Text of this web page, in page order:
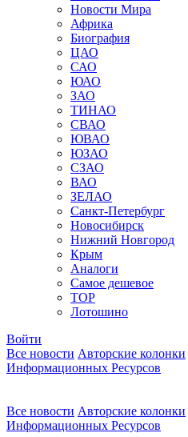
Новости Мира
Африка
Биография
ЦАО
САО
ЮАО
ЗАО
ТИНАО
СВАО
ЮВАО
ЮЗАО
СЗАО
ВАО
ЗЕЛАО
Санкт-Петербург
Новосибирск
Нижний Новгород
Крым
Аналоги
Самое дешевое
TOP
Лотошино
Войти
Все новости Авторские колонки
Информационных Ресурсов
Все новости Авторские колонки
Информационных Ресурсов